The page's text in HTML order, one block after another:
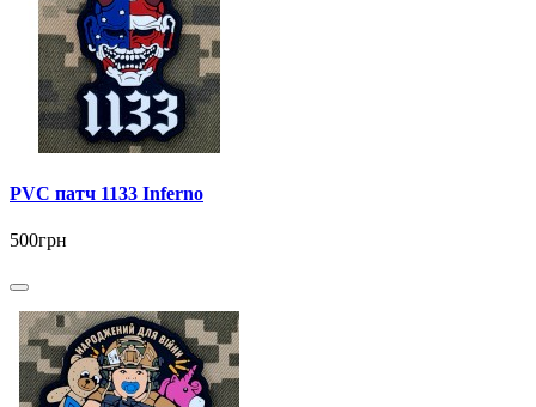
PVC патч 1133 Inferno
500грн